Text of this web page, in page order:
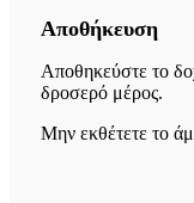
Αποθήκευση
Αποθηκεύστε το
δροσερό μέρος.
Μην εκθέτετε το